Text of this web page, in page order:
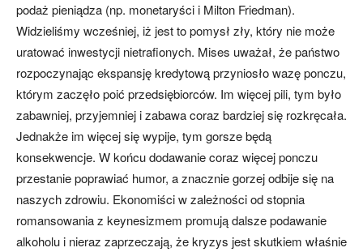
podaż pieniądza (np. monetaryści i Milton Friedman).
Widzieliśmy wcześniej, iż jest to pomysł zły, który nie może
uratować inwestycji nietrafionych. Mises uważał, że państwo
rozpoczynając ekspansję kredytową przyniosło wazę ponczu,
którym zaczęło poić przedsiębiorców. Im więcej pili, tym było
zabawniej, przyjemniej i zabawa coraz bardziej się rozkręcała.
Jednakże im więcej się wypije, tym gorsze będą
konsekwencje. W końcu dodawanie coraz więcej ponczu
przestanie poprawiać humor, a znacznie gorzej odbije się na
naszych zdrowiu. Ekonomiści w zależności od stopnia
romansowania z keynesizmem promują dalsze podawanie
alkoholu i nieraz zaprzeczają, że kryzys jest skutkiem właśnie